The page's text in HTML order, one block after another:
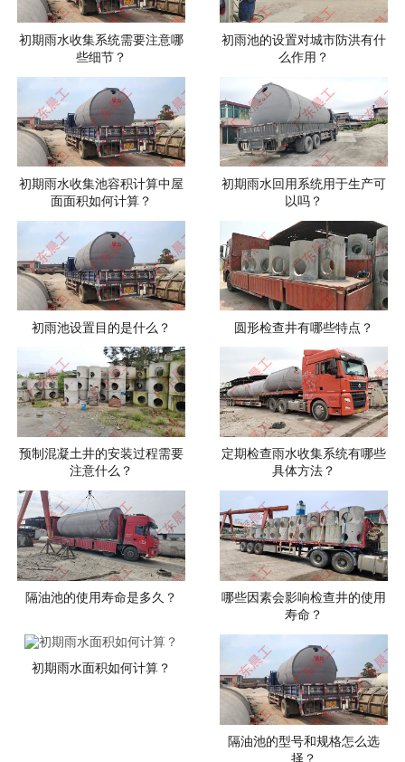
初期雨水收集系统需要注意哪
些细节？
初雨池的设置对城市防洪有什
么作用？
初期雨水收集池容积计算中屋
面面积如何计算？
初期雨水回用系统用于生产可
以吗？
初雨池设置目的是什么？ 圆形检查井有哪些特点？
预制混凝土井的安装过程需要
注意什么？
定期检查雨水收集系统有哪些
具体方法？
隔油池的使用寿命是多久？
哪些因素会影响检查井的使用
寿命？
初期雨水面积如何计算？
隔油池的型号和规格怎么选
择？